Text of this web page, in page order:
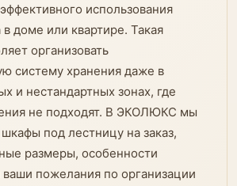
использования
в доме или квартире. Такая
организовать
систему хранения даже в
и нестандартных зонах, где
не подходят. В ЭКОЛЮКС мы
под лестницу на заказ,
размеры, особенности
ваши пожелания по организации